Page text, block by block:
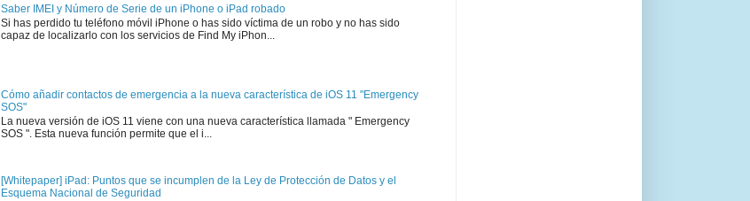
Saber IMEI y Número de Serie de un iPhone o iPad robado
Si has perdido tu teléfono móvil iPhone o has sido víctima de un robo y no has sido
capaz de localizarlo con los servicios de Find My iPhon...
Cómo añadir contactos de emergencia a la nueva característica de iOS 11 "Emergency
SOS"
La nueva versión de iOS 11 viene con una nueva característica llamada " Emergency
SOS ". Esta nueva función permite que el i...
[Whitepaper] iPad: Puntos que se incumplen de la Ley de Protección de Datos y el
Esquema Nacional de Seguridad